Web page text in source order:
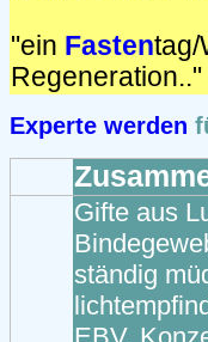
"ein Fastentag/
Regeneration.."
Experte werden
Gifte aus
ständig